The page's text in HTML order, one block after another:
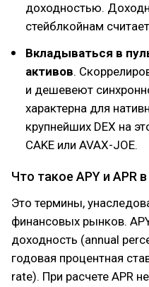
доходностью.
стейблкойнам
Вкладываться в
активов.
и дешевеют
характерна для
крупнейших DEX на
CAKE или AVAX-JOE.
Что такое APY и APR
Это термины,
финансовых рынков.
доходность (annual
годовая процентная
rate). При расчете APR